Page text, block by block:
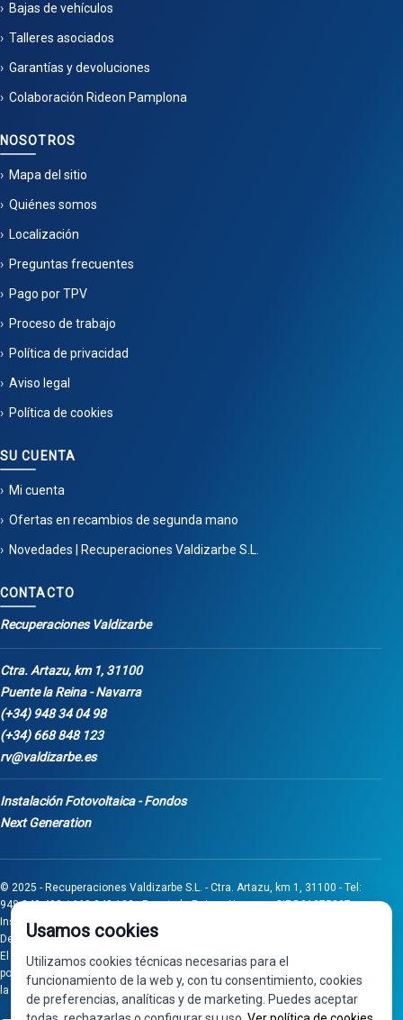
Bajas de vehículos
Talleres asociados
Garantías y devoluciones
Colaboración Rideon Pamplona
NOSOTROS
Mapa del sitio
Quiénes somos
Localización
Preguntas frecuentes
Pago por TPV
Proceso de trabajo
Política de privacidad
Aviso legal
Política de cookies
SU CUENTA
Mi cuenta
Ofertas en recambios de segunda mano
Novedades | Recuperaciones Valdizarbe S.L.
CONTACTO
Recuperaciones Valdizarbe
Ctra. Artazu, km 1, 31100
Puente la Reina - Navarra
(+34) 948 34 04 98
(+34) 668 848 123
rv@valdizarbe.es
Instalación Fotovoltaica - Fondos
Next Generation
© 2025 - Recuperaciones Valdizarbe S.L. - Ctra. Artazu, km 1, 31100 - Tel:
948 340 498 / 668 848 123 - Puente la Reina - Navarra - CIF B31275837.
Inscrita en el Registro Mercantil de Navarra, Tomo 32, Folio 75, Hoja 525.
Desarrollado porSeintosoft
El proyecto de inversión "0011-0558-2024-000008" ha sido subvencionado
por Gobierno de Navarra al amparo de la convocatoria de 2024 de Ayudas a
la inversión en pymes industriales
Usamos cookies
Utilizamos cookies técnicas necesarias para el
funcionamiento de la web y, con tu consentimiento, cookies
de preferencias, analíticas y de marketing. Puedes aceptar